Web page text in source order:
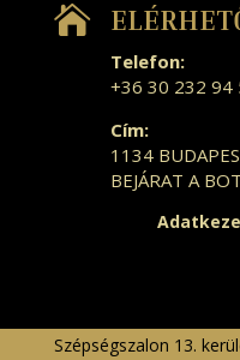

Telefon:
+36 30 232 94
Cím:
1134
BEJÁRAT A
Szépségszalon 13.